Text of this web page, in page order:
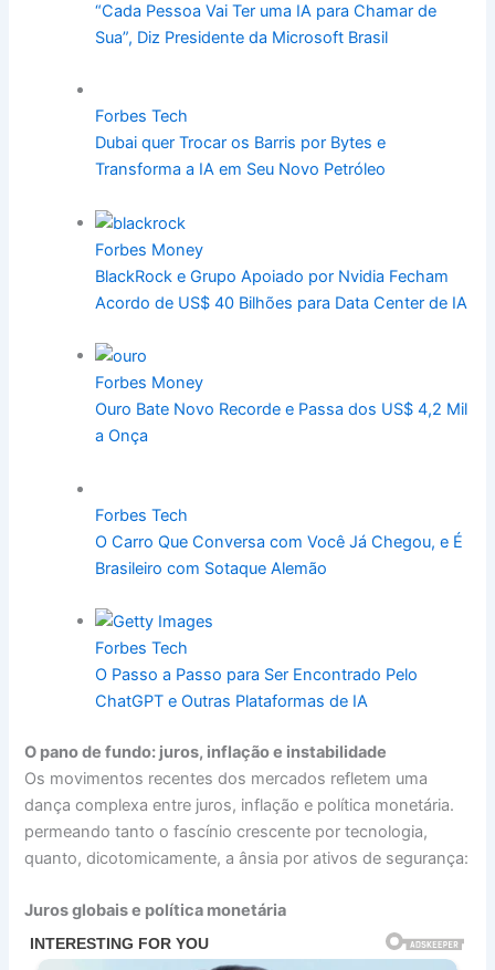
“Cada Pessoa Vai Ter uma IA para Chamar de
Sua”, Diz Presidente da Microsoft Brasil
Forbes Tech
Dubai quer Trocar os Barris por Bytes e
Transforma a IA em Seu Novo Petróleo
Forbes Money
BlackRock e Grupo Apoiado por Nvidia Fecham
Acordo de US$ 40 Bilhões para Data Center de IA
Forbes Money
Ouro Bate Novo Recorde e Passa dos US$ 4,2 Mil
a Onça
Forbes Tech
O Carro Que Conversa com Você Já Chegou, e É
Brasileiro com Sotaque Alemão
Forbes Tech
O Passo a Passo para Ser Encontrado Pelo
ChatGPT e Outras Plataformas de IA
O pano de fundo: juros, inflação e instabilidade
Os movimentos recentes dos mercados refletem uma
dança complexa entre juros, inflação e política monetária.
permeando tanto o fascínio crescente por tecnologia,
quanto, dicotomicamente, a ânsia por ativos de segurança:
Juros globais e política monetária